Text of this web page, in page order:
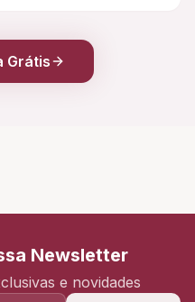
Grátis
Newsletter
e novidades